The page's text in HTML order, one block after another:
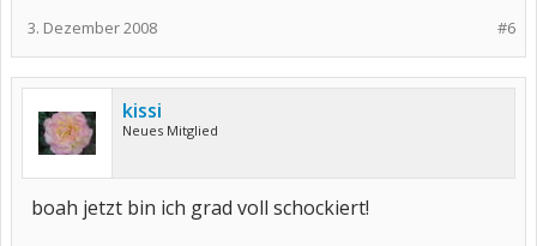
#6
3. Dezember 2008
kissi
Neues Mitglied
boah jetzt bin ich grad voll schockiert!